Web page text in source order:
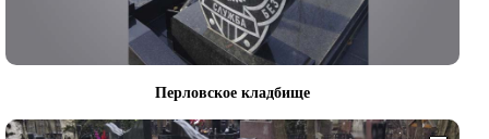
Перловское кладбище